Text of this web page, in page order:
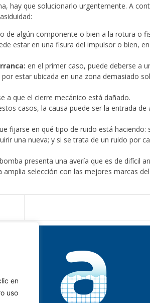
en
uso
hay que solucionarlo urgentemente. A
de algún componente o bien a la rotura o
estar en una fisura del impulsor o bien,
en el primer caso, puede deberse a
estar ubicada en una zona demasiado
a que el cierre mecánico está dañado.
casos, la causa puede ser la entrada de
fijarse en qué tipo de ruido está haciendo:
una nueva; y si se trata de un ruido por
presenta una avería que es de difícil
amplia selección con las mejores marcas